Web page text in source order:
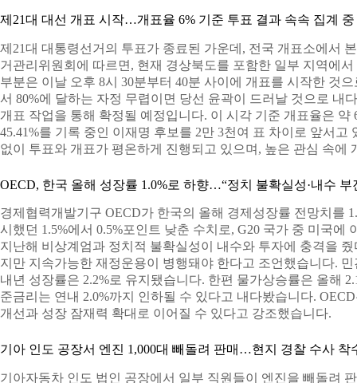
제21대 대선 개표 시작…개표율 6% 기준 투표 결과 속속 집계 중
제21대 대통령선거의 투표가 종료된 가운데, 전국 개표소에서
거관리위원회에 따르면, 현재 경상북도를 포함한 일부 지역에
부분은 이날 오후 8시 30분부터 40분 사이에 개표를 시작한 것
서 80%에 달하는 자정 무렵이면 당선 윤곽이 드러날 것으로 내
개표 작업을 통해 확정될 예정입니다. 이 시각 기준 개표율은 약
45.41%를 기록 중인 이재명 후보를 2만 3천여 표 차이로 앞서
없이 투표와 개표가 평온하게 진행되고 있으며, 높은 관심 속에
OECD, 한국 올해 성장률 1.0%로 하향…“정치 불확실성·내수 부
경제협력개발기구 OECD가 한국의 올해 경제성장률 전망치를
시했던 1.5%에서 0.5%포인트 낮춘 수치로, G20 국가 중 미국에
지난해 비상계엄과 정치적 불확실성이 내수와 투자에 충격을
지만 지속가능한 재정운용이 병행돼야 한다고 조언했습니다.
내년 성장률은 2.2%로 유지됐습니다. 한편 물가상승률은 올해
준금리는 연내 2.0%까지 인하될 수 있다고 내다봤습니다.
개선과 성장 잠재력 확대로 이어질 수 있다고 강조했습니다.
기아 인도 공장서 엔진 1,000대 빼돌려 판매…현지 경찰 수사 착
기아자동차 인도 법인 공장에서 일부 직원들이 엔진을 빼돌려